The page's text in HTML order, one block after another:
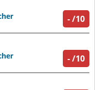
-/10
-/10